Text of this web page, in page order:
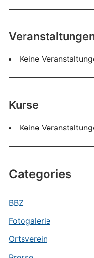
Veranstaltungen
Keine
Kurse
Keine
Categories
BBZ
Fotogalerie
Ortsverein